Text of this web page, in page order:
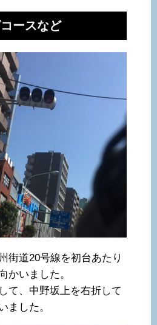
ースなど
街道20号線を初台あたり
かいました。
て、中野坂上を右折して
ました。